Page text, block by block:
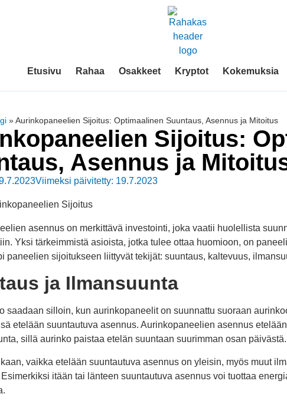
Etusivu Rahaa Osakkeet Kryptot Kokemuksia
» Aurinkopaneelien Sijoitus: Optimaalinen Suuntaus, Asennus ja Mitoitus
Sijoitus:
Asennus ja
Viimeksi päivitetty: 19.7.2023
asennus on merkittävä investointi, joka vaatii huolellista
Yksi tärkeimmistä asioista, jotka tulee ottaa huomioon, on
paneelien sijoitukseen liittyvät tekijät: suuntaus, kaltevuus,
ja Ilmansuunta
saadaan silloin, kun aurinkopaneelit on suunnattu suoraan
etelään suuntautuva asennus. Aurinkopaneelien asennus
sillä aurinko paistaa etelän suuntaan suurimman osan päivästä.
vaikka etelään suuntautuva asennus on yleisin, myös muut
itään tai länteen suuntautuva asennus voi tuottaa